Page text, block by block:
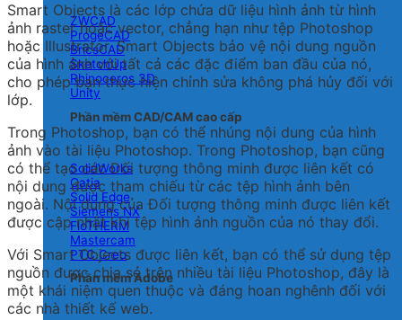
ZWCAD
ProgeCAD
BricsCAD
SketchUp
Rhinoceros 3D
Unity
Phần mềm CAD/CAM cao cấp
SolidWorks
Catia
Solid Edge
Siemens NX
FloTHERM
Mastercam
PTC Creo
Phần mềm Adobe
Smart Objects là các lớp chứa dữ liệu hình ảnh từ hình
ảnh raster hoặc vector, chẳng hạn như tệp Photoshop
hoặc Illustrator. Smart Objects bảo vệ nội dung nguồn
của hình ảnh với tất cả các đặc điểm ban đầu của nó,
cho phép bạn thực hiện chỉnh sửa không phá hủy đối với
lớp.
Trong Photoshop, bạn có thể nhúng nội dung của hình
ảnh vào tài liệu Photoshop. Trong Photoshop, bạn cũng
có thể tạo các Đối tượng thông minh được liên kết có
nội dung được tham chiếu từ các tệp hình ảnh bên
ngoài. Nội dung của Đối tượng thông minh được liên kết
được cập nhật khi tệp hình ảnh nguồn của nó thay đổi.
Với Smart Objects được liên kết, bạn có thể sử dụng tệp
nguồn được chia sẻ trên nhiều tài liệu Photoshop, đây là
một khái niệm quen thuộc và đáng hoan nghênh đối với
các nhà thiết kế web.